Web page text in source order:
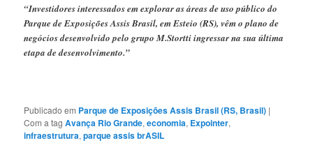
“Investidores interessados em explorar as áreas de uso público do
Parque de Exposições Assis Brasil, em Esteio (RS), vêm o plano de
negócios desenvolvido pelo grupo M.Stortti ingressar na sua última
etapa de desenvolvimento.”
Publicado em Parque de Exposições Assis Brasil (RS, Brasil) |
Com a tagAvança Rio Grande,economia, Expointer,
infraestrutura,parque assis brASIL